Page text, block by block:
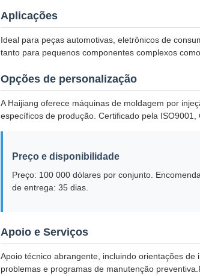
Aplicações
Ideal para peças automotivas, eletrônicos de
tanto para pequenos componentes complexos
Opções de personalização
A Haijiang oferece máquinas de moldagem por
específicos de produção. Certificado pela ISO9001,
Preço e disponibilidade
Preço: 100 000 dólares por conjunto.
de entrega: 35 dias.
Apoio e Serviços
Apoio técnico abrangente, incluindo orientações
problemas e programas de manutenção